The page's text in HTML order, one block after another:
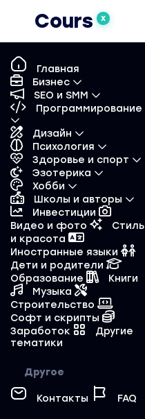
Cours X
Главная
Бизнес
SEO и SMM
Программирование
Дизайн
Психология
Здоровье и спорт
Эзотерика
Хобби
Школы и авторы
Инвестиции
Видео и фото
Стиль
и красота
Иностранные языки
Дети и родители
Образование
Книги
Музыка
Строительство
Софт и скрипты
Заработок
Другие
тематики
Другое
Контакты FAQ